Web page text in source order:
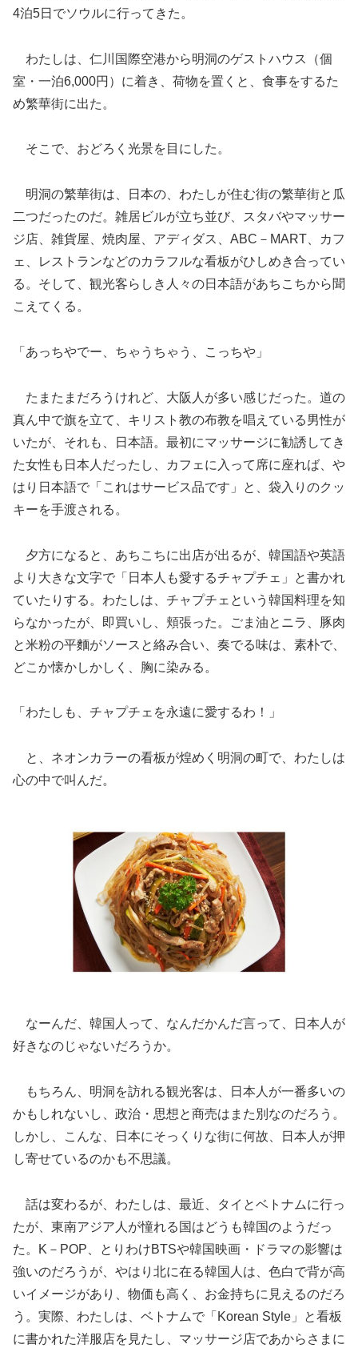
4泊5日でソウルに行ってきた。
わたしは、仁川国際空港から明洞のゲストハウス（個
室・一泊6,000円）に着き、荷物を置くと、食事をするた
め繁華街に出た。
そこで、おどろく光景を目にした。
明洞の繁華街は、日本の、わたしが住む街の繁華街と瓜
二つだったのだ。雑居ビルが立ち並び、スタバやマッサー
ジ店、雑貨屋、焼肉屋、アディダス、ABC－MART、カフ
ェ、レストランなどのカラフルな看板がひしめき合ってい
る。そして、観光客らしき人々の日本語があちこちから聞
こえてくる。
「あっちやでー、ちゃうちゃう、こっちや」
たまたまだろうけれど、大阪人が多い感じだった。道の
真ん中で旗を立て、キリスト教の布教を唱えている男性が
いたが、それも、日本語。最初にマッサージに勧誘してき
た女性も日本人だったし、カフェに入って席に座れば、や
はり日本語で「これはサービス品です」と、袋入りのクッ
キーを手渡される。
夕方になると、あちこちに出店が出るが、韓国語や英語
より大きな文字で「日本人も愛するチャプチェ」と書かれ
ていたりする。わたしは、チャプチェという韓国料理を知
らなかったが、即買いし、頬張った。ごま油とニラ、豚肉
と米粉の平麵がソースと絡み合い、奏でる味は、素朴で、
どこか懐かしかしく、胸に染みる。
「わたしも、チャプチェを永遠に愛するわ！」
と、ネオンカラーの看板が煌めく明洞の町で、わたしは
心の中で叫んだ。
なーんだ、韓国人って、なんだかんだ言って、日本人が
好きなのじゃないだろうか。
もちろん、明洞を訪れる観光客は、日本人が一番多いの
かもしれないし、政治・思想と商売はまた別なのだろう。
しかし、こんな、日本にそっくりな街に何故、日本人が押
し寄せているのかも不思議。
話は変わるが、わたしは、最近、タイとベトナムに行っ
たが、東南アジア人が憧れる国はどうも韓国のようだっ
た。K－POP、とりわけBTSや韓国映画・ドラマの影響は
強いのだろうが、やはり北に在る韓国人は、色白で背が高
いイメージがあり、物価も高く、お金持ちに見えるのだろ
う。実際、わたしは、ベトナムで「Korean Style」と看板
に書かれた洋服店を見たし、マッサージ店であからさまに